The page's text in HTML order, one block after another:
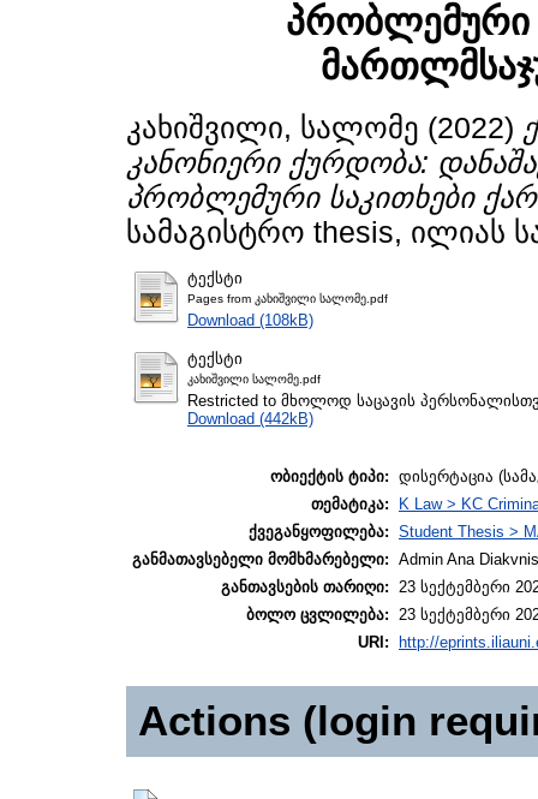
პრობლემური
კახიშვილი, სალომე (2022)
კანონიერი ქურდობა:
პრობლემური საკითხები
სამაგისტრო thesis, ილიას
ტექსტი
Pages from კახიშვილი სალომე.pdf
Download (108kB)
ტექსტი
კახიშვილი სალომე.pdf
Restricted to მხოლოდ საცავის
Download (442kB)
ობიექტის ტიპი: დისერტაცია
თემატიკა:
K Law > KC
ქვეგანყოფილება: Student Thesis >
განმათავსებელი მომხმარებელი: Admin Ana
განთავსების თარიღი: 23 სექტემბერი
ბოლო ცვლილება: 23 სექტემბერი
URI:
http://
Actions (login